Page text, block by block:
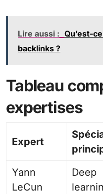
Lire aussi : Qu’est-
backlinks ?
Tableau
expertises
Expert
Yann
LeCun
Deep